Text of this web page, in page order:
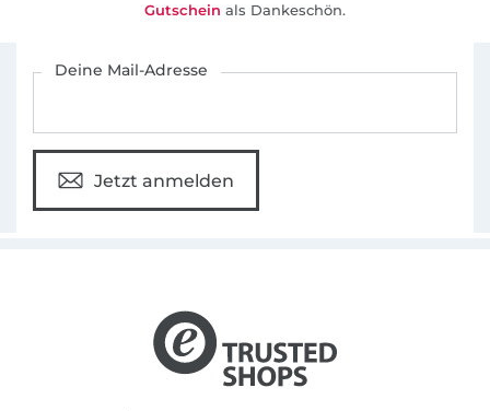
Gutschein als Dankeschön.
Deine Mail-Adresse
Jetzt anmelden